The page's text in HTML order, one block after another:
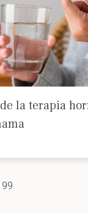
la terapia